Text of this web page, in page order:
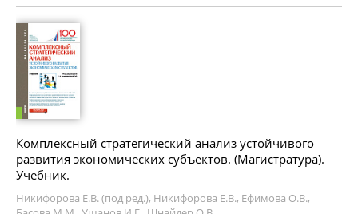
Комплексный стратегический анализ устойчивого
развития экономических субъектов. (Магистратура).
Учебник.
Никифорова Е.В. (под ред.), Никифорова Е.В., Ефимова О.В.,